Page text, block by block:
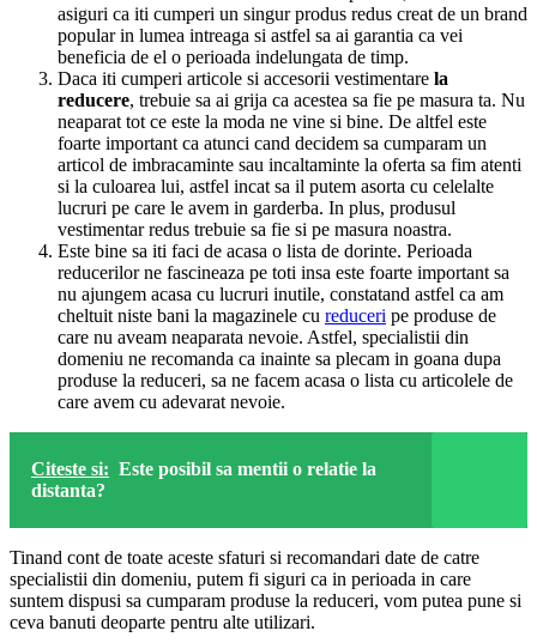
asiguri ca iti cumperi un singur produs redus creat de un brand
popular in lumea intreaga si astfel sa ai garantia ca vei
beneficia de el o perioada indelungata de timp.
Daca iti cumperi articole si accesorii vestimentare la
reducere, trebuie sa ai grija ca acestea sa fie pe masura ta. Nu
neaparat tot ce este la moda ne vine si bine. De altfel este
foarte important ca atunci cand decidem sa cumparam un
articol de imbracaminte sau incaltaminte la oferta sa fim atenti
si la culoarea lui, astfel incat sa il putem asorta cu celelalte
lucruri pe care le avem in garderba. In plus, produsul
vestimentar redus trebuie sa fie si pe masura noastra.
Este bine sa iti faci de acasa o lista de dorinte. Perioada
reducerilor ne fascineaza pe toti insa este foarte important sa
nu ajungem acasa cu lucruri inutile, constatand astfel ca am
cheltuit niste bani la magazinele cu reduceri pe produse de
care nu aveam neaparata nevoie. Astfel, specialistii din
domeniu ne recomanda ca inainte sa plecam in goana dupa
produse la reduceri, sa ne facem acasa o lista cu articolele de
care avem cu adevarat nevoie.
Citeste si: Este posibil sa mentii o relatie la
distanta?
Tinand cont de toate aceste sfaturi si recomandari date de catre
specialistii din domeniu, putem fi siguri ca in perioada in care
suntem dispusi sa cumparam produse la reduceri, vom putea pune si
ceva banuti deoparte pentru alte utilizari.